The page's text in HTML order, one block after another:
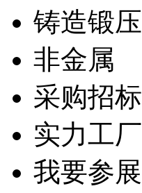
铸造锻压
非金属
采购招标
实力工厂
我要参展